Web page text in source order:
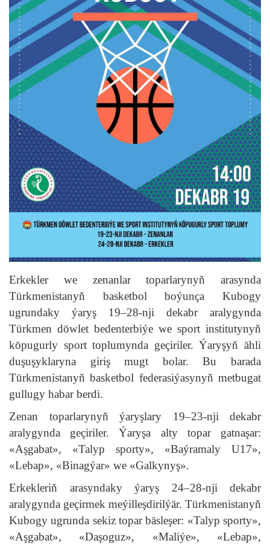
Erkekler we zenanlar toparlarynyň arasynda
Türkmenistanyň basketbol boýunça Kubogy
ugrundaky ýaryş 19–28-nji dekabr aralygynda
Türkmen döwlet bedenterbiýe we sport institutynyň
köpugurly sport toplumynda geçiriler. Ýaryşyň ähli
duşuşyklaryna giriş mugt bolar. Bu barada
Türkmenistanyň basketbol federasiýasynyň metbugat
gullugy habar berdi.
Zenan toparlarynyň ýaryşlary 19–23-nji dekabr
aralygynda geçiriler. Ýaryşa alty topar gatnaşar:
«Aşgabat», «Talyp sporty», «Baýramaly U17»,
«Lebap», «Binagýar» we «Galkynyş».
Erkekleriň arasyndaky ýaryş 24–28-nji dekabr
aralygynda geçirmek meýilleşdirilýär. Türkmenistanyň
Kubogy ugrunda sekiz topar bäsleşer: «Talyp sporty»,
«Aşgabat», «Daşoguz», «Maliýe», «Lebap»,